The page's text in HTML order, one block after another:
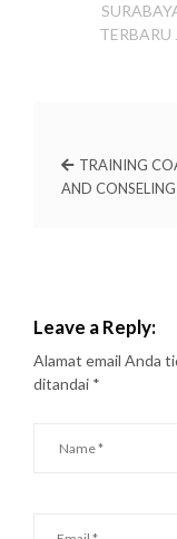
TRAINING
AND CONSELING
Leave a Reply:
Alamat email Anda
ditandai *